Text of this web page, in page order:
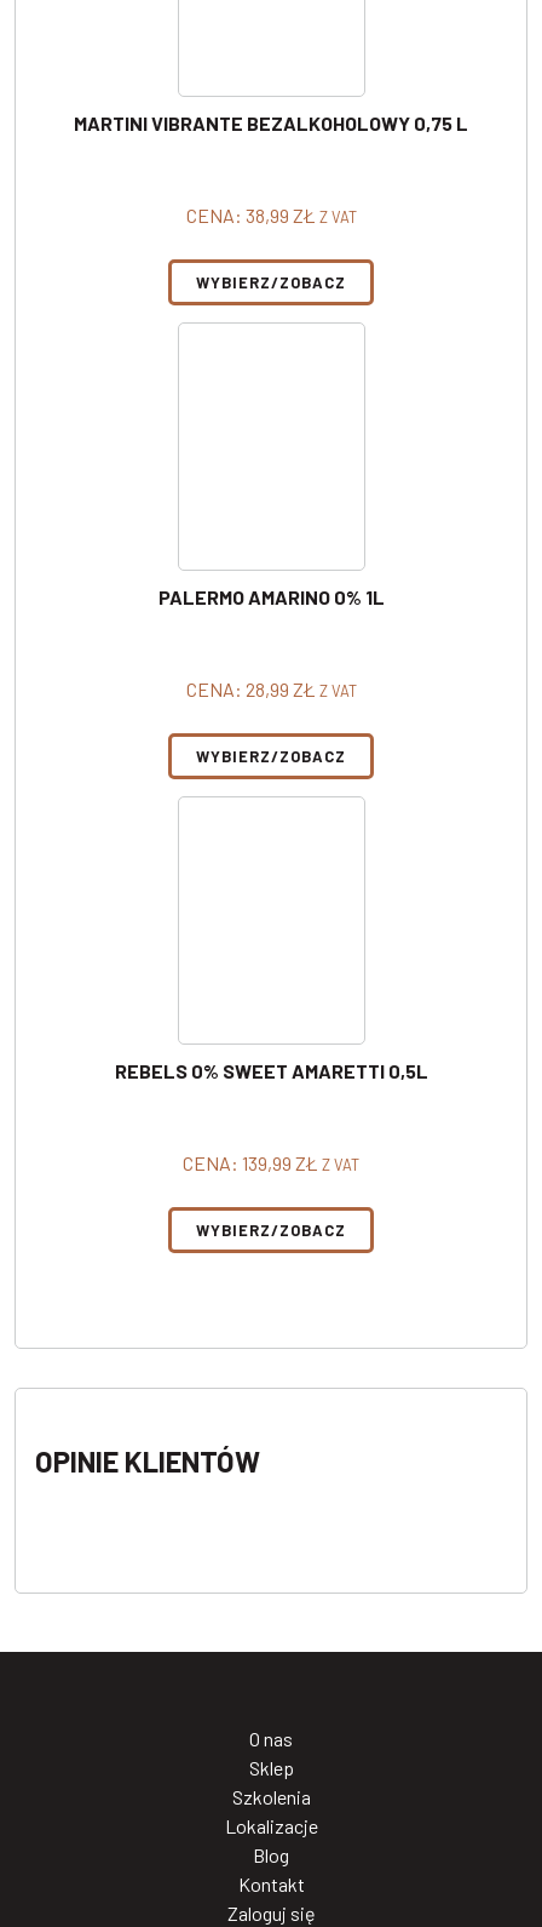
MARTINI VIBRANTE BEZALKOHOLOWY 0,75 L
CENA: 38,99 ZŁ Z VAT
WYBIERZ/ZOBACZ
PALERMO AMARINO 0% 1L
CENA: 28,99 ZŁ Z VAT
WYBIERZ/ZOBACZ
REBELS 0% SWEET AMARETTI 0,5L
CENA: 139,99 ZŁ Z VAT
WYBIERZ/ZOBACZ
OPINIE KLIENTÓW
O nas
Sklep
Szkolenia
Lokalizacje
Blog
Kontakt
Zaloguj się